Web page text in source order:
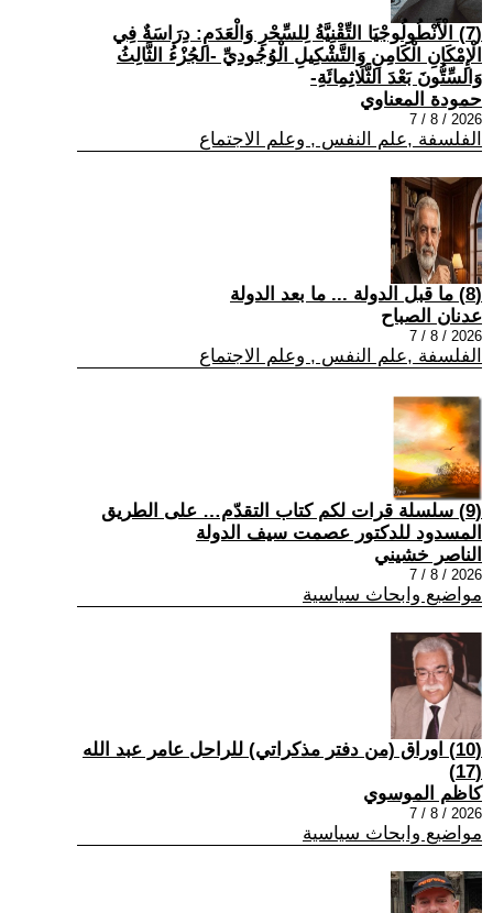
(7) الْأَنْطُولُوجْيَا التِّقْنِيَّةُ لِلسِّحْرِ وَالْعَدَمِ: دِرَاسَةٌ فِي
الْإِمْكَانِ الْكَامِنِ وَالتَّشْكِيلِ الْوُجُودِيِّ -الجُزْءُ الثَّالِثُ
وَالسِّتُّونَ بَعْدَ الثَّلَاثِمِائَةِ-
حمودة المعناوي
2026 / 8 / 7
الفلسفة ,علم النفس , وعلم الاجتماع
(8) ما قبل الدولة ... ما بعد الدولة
عدنان الصباح
2026 / 8 / 7
الفلسفة ,علم النفس , وعلم الاجتماع
(9) سلسلة قرات لكم كتاب التقدّم… على الطريق
المسدود للدكتور عصمت سيف الدولة
الناصر خشيني
2026 / 8 / 7
مواضيع وابحاث سياسية
(10) اوراق (من دفتر مذكراتي) للراحل عامر عبد الله
(17)
كاظم الموسوي
2026 / 8 / 7
مواضيع وابحاث سياسية